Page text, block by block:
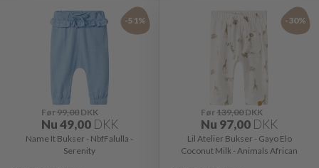
-51%
Før99,00DKK
Nu49,00 DKK
Name It Bukser - NbfFalulla -
Serenity
-30%
Før139,00 DKK
Nu 97,00 DKK
Lil Atelier Bukser - Gayo Elo
Coconut Milk - Animals African